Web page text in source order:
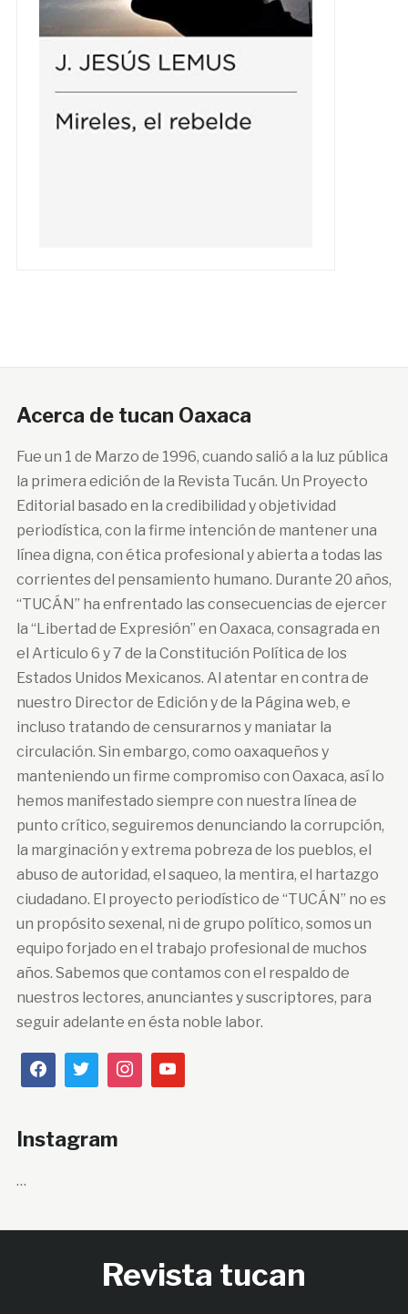
Acerca de tucan Oaxaca
Fue un 1 de Marzo de 1996, cuando salió a la luz pública
la primera edición de la Revista Tucán. Un Proyecto
Editorial basado en la credibilidad y objetividad
periodística, con la firme intención de mantener una
línea digna, con ética profesional y abierta a todas las
corrientes del pensamiento humano. Durante 20 años,
“TUCÁN” ha enfrentado las consecuencias de ejercer
la “Libertad de Expresión” en Oaxaca, consagrada en
el Articulo 6 y 7 de la Constitución Política de los
Estados Unidos Mexicanos. Al atentar en contra de
nuestro Director de Edición y de la Página web, e
incluso tratando de censurarnos y maniatar la
circulación. Sin embargo, como oaxaqueños y
manteniendo un firme compromiso con Oaxaca, así lo
hemos manifestado siempre con nuestra línea de
punto crítico, seguiremos denunciando la corrupción,
la marginación y extrema pobreza de los pueblos, el
abuso de autoridad, el saqueo, la mentira, el hartazgo
ciudadano. El proyecto periodístico de “TUCÁN” no es
un propósito sexenal, ni de grupo político, somos un
equipo forjado en el trabajo profesional de muchos
años. Sabemos que contamos con el respaldo de
nuestros lectores, anunciantes y suscriptores, para
seguir adelante en ésta noble labor.
Instagram
…
Revista tucan